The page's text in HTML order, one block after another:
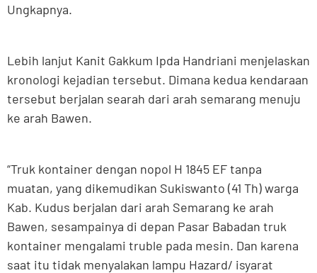
Ungkapnya.
Lebih lanjut Kanit Gakkum Ipda Handriani menjelaskan
kronologi kejadian tersebut. Dimana kedua kendaraan
tersebut berjalan searah dari arah semarang menuju
ke arah Bawen.
“Truk kontainer dengan nopol H 1845 EF tanpa
muatan, yang dikemudikan Sukiswanto (41 Th) warga
Kab. Kudus berjalan dari arah Semarang ke arah
Bawen, sesampainya di depan Pasar Babadan truk
kontainer mengalami truble pada mesin. Dan karena
saat itu tidak menyalakan lampu Hazard/ isyarat